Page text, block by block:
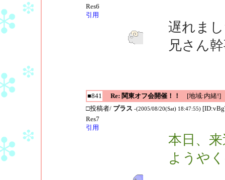
Res6
引用
遅れま
兄さん
■841 Re: 関東オフ会開催！！
[地域:内緒!]
□投稿者/ プラス -(2005/08/20(Sat) 18:47:55)
Res7
引用
本日、
ようや